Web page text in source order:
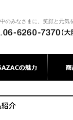
のみなさまに、笑顔と元気